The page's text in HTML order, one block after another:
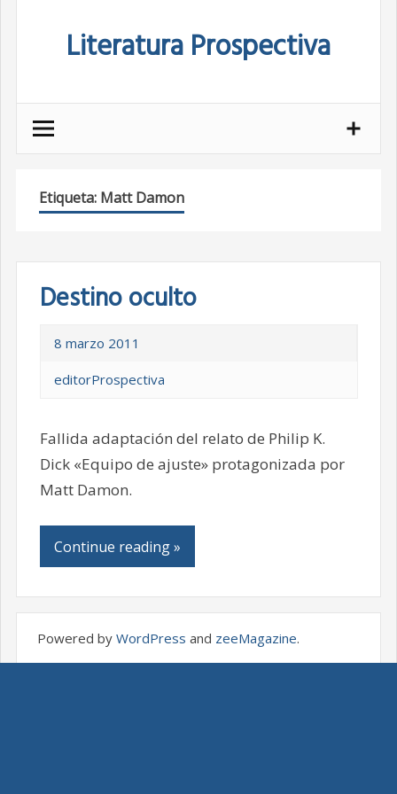
Literatura Prospectiva
Etiqueta: Matt Damon
Destino oculto
8 marzo 2011
editorProspectiva
Fallida adaptación del relato de Philip K.
Dick «Equipo de ajuste» protagonizada por
Matt Damon.
Continue reading »
Powered by WordPress and zeeMagazine.